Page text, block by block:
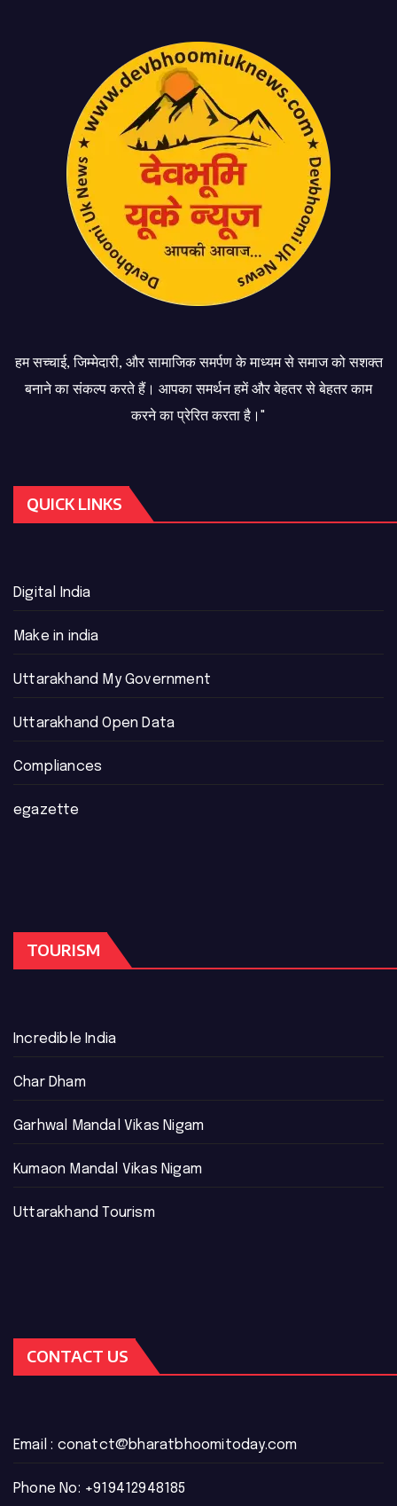
हम सच्चाई, जिम्मेदारी, और सामाजिक समर्पण के माध्यम से समाज को सशक्त
बनाने का संकल्प करते हैं। आपका समर्थन हमें और बेहतर से बेहतर काम
करने का प्रेरित करता है।"
QUICK LINKS
Digital India
Make in india
Uttarakhand My Government
Uttarakhand Open Data
Compliances
egazette
TOURISM
Incredible India
Char Dham
Garhwal Mandal Vikas Nigam
Kumaon Mandal Vikas Nigam
Uttarakhand Tourism
CONTACT US
Email : conatct@bharatbhoomitoday.com
Phone No: +919412948185